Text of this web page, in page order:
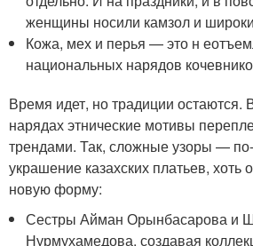
женщины носили камзол и
Кожа, мех и перья — это н
национальных нарядов
Время идет, но традиции остаются.
нарядах этнические мотивы
трендами. Так, сложные узоры —
украшение казахских платьев, хоть
новую форму:
Сестры Айман Орынбасарова и
Нурмухамедова, создавая